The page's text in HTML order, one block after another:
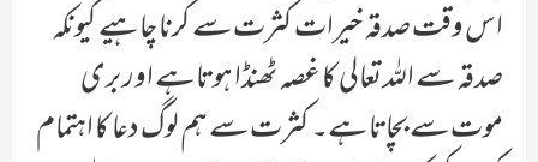
اس وقت صدقہ خیرات کثرت سے کرنا چاہیے کیونکہ
صدقہ سے اللہ تعالی کا غصہ ٹھنڈا ہوتا ہے اور بری
موت سے بچاتا ہے۔ کثرت سے ہم لوگ دعا کا اہتمام